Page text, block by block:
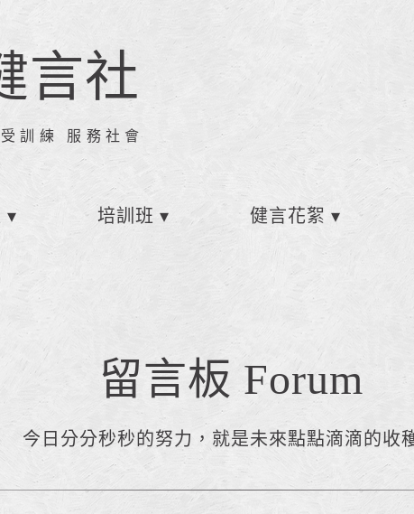
言社
訓練 服務社會
培訓班 健言花絮
留言板 Forum
今日分分秒秒的努力，就是未來點點滴滴的收